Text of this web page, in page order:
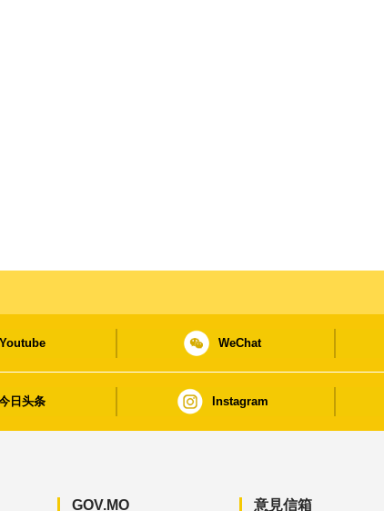
Youtube WeChat
日头条 Instagram
GOV.MO 意見信箱